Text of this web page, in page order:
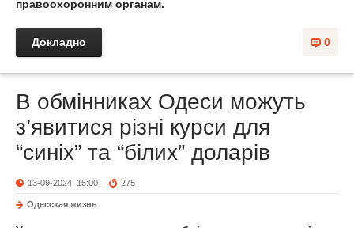
правоохоронним органам.
0
Докладно
В обмінниках Одеси можуть
з’явитися різні курси для
“синіх” та “білих” доларів
13-09-2024, 15:00 275
Одесская жизнь